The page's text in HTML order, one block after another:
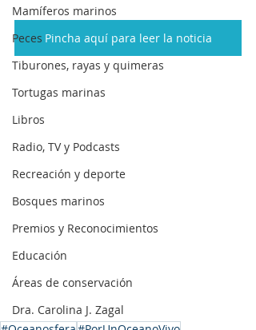
Mamíferos marinos
Peces
Tiburones, rayas y quimeras
Tortugas marinas
Libros
Radio, TV y Podcasts
Recreación y deporte
Bosques marinos
Premios y Reconocimientos
Educación
Áreas de conservación
Dra. Carolina J. Zagal
Pincha aquí para leer la noticia